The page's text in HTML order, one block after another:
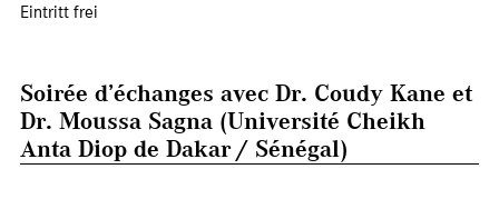
Eintritt frei
Soirée d’échanges avec Dr. Coudy Kane et
Dr. Moussa Sagna (Université Cheikh
Anta Diop de Dakar / Sénégal)